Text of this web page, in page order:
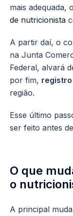
mais adequada,
de nutricionista
A partir daí, o
na Junta
Federal, alvará
por fim, registro
região.
Esse último
ser feito antes
O que
o
A principal